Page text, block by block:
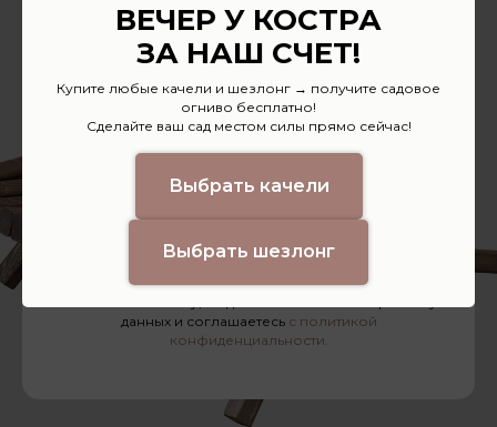
данных и соглашаетесь с политикой
конфиденциальности.
ВЕЧЕР У КОСТРА
ЗА НАШ СЧЕТ!
Купите любые качели и шезлонг → получите садовое
огниво бесплатно!
Сделайте ваш сад местом силы прямо сейчас!
Выбрать качели
Выбрать шезлонг